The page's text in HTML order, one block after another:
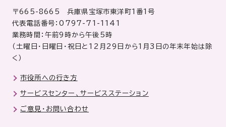
〒665-8665 兵庫県宝塚市東洋町1番1号
代表電話番号：0797-71-1141
業務時間：午前9時から午後5時
（土曜日・日曜日・祝日と12月29日から1月3日の年末年始は除
く）
市役所への行き方
サービスセンター、サービスステーション
ご意見・お問い合わせ